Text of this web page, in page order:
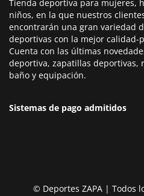
Tienda deportiva para mujeres,
niños, en la que nuestros
encontrarán una gran variedad
deportivas con la mejor calidad-
Cuenta con las últimas
deportiva, zapatillas deportivas,
baño y equipación.
Sistemas de pago admitidos
© Deportes ZAPA | Todos